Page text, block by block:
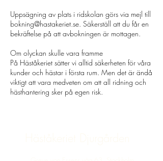
Uppsägning av plats i ridskolan görs via mejl till
bokning@hastakeriet.se. Säkerställ att du får en
bekräftelse på att avbokningen är mottagen.
Om olyckan skulle vara framme
På Häståkeriet sätter vi alltid säkerheten för våra
kunder och hästar i första rum. Men det är ändå
viktigt att vara medveten om att all ridning och
hästhantering sker på egen risk.